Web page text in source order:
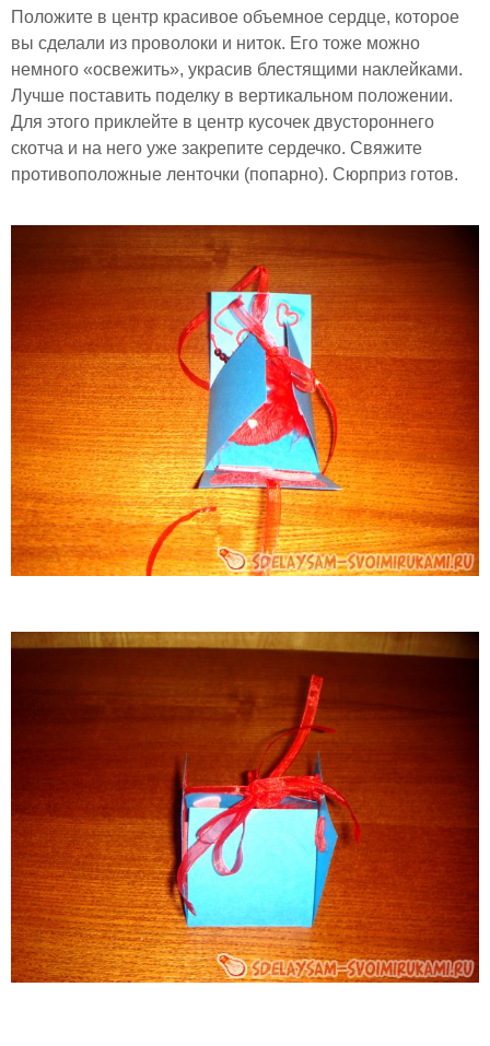
Положите в центр красивое объемное сердце, которое
вы сделали из проволоки и ниток. Его тоже можно
немного «освежить», украсив блестящими наклейками.
Лучше поставить поделку в вертикальном положении.
Для этого приклейте в центр кусочек двустороннего
скотча и на него уже закрепите сердечко. Свяжите
противоположные ленточки (попарно). Сюрприз готов.